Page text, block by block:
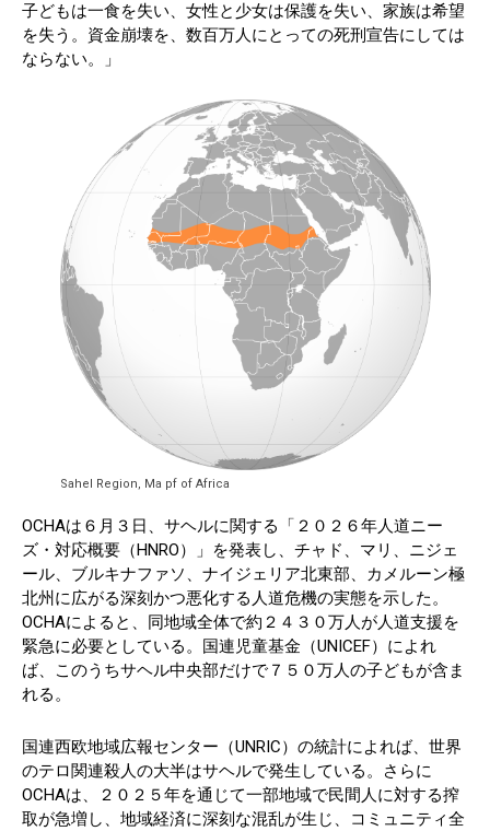
子どもは一食を失い、女性と少女は保護を失い、家族は希望
を失う。資金崩壊を、数百万人にとっての死刑宣告にしては
ならない。」
Sahel Region, Ma pf of Africa
OCHAは６月３日、サヘルに関する「２０２６年人道ニー
ズ・対応概要（HNRO）」を発表し、チャド、マリ、ニジェ
ール、ブルキナファソ、ナイジェリア北東部、カメルーン極
北州に広がる深刻かつ悪化する人道危機の実態を示した。
OCHAによると、同地域全体で約２４３０万人が人道支援を
緊急に必要としている。国連児童基金（UNICEF）によれ
ば、このうちサヘル中央部だけで７５０万人の子どもが含ま
れる。
国連西欧地域広報センター（UNRIC）の統計によれば、世界
のテロ関連殺人の大半はサヘルで発生している。さらに
OCHAは、２０２５年を通じて一部地域で民間人に対する搾
取が急増し、地域経済に深刻な混乱が生じ、コミュニティ全